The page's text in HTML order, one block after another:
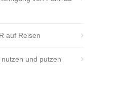
auf Reisen
und putzen